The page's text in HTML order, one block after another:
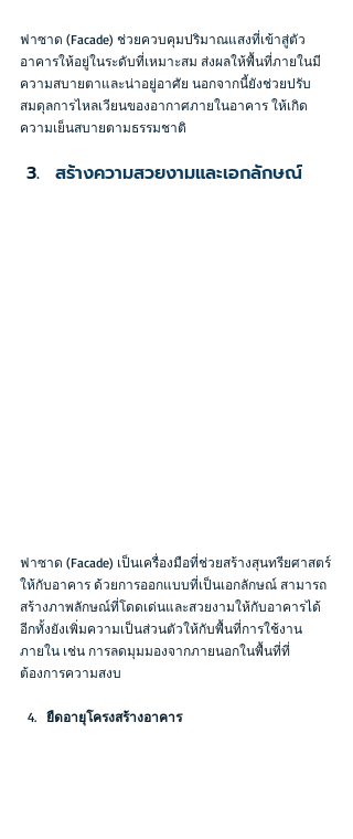
ฟาซาด (Facade) ช่วยควบคุมปริมาณแสงที่เข้าสู่ตัว
อาคารให้อยู่ในระดับที่เหมาะสม ส่งผลให้พื้นที่ภายในมี
ความสบายตาและน่าอยู่อาศัย นอกจากนี้ยังช่วยปรับ
สมดุลการไหลเวียนของอากาศภายในอาคาร ให้เกิด
ความเย็นสบายตามธรรมชาติ
สร้างความสวยงามและเอกลักษณ์
ฟาซาด (Facade) เป็นเครื่องมือที่ช่วยสร้างสุนทรียศาสตร์
ให้กับอาคาร ด้วยการออกแบบที่เป็นเอกลักษณ์ สามารถ
สร้างภาพลักษณ์ที่โดดเด่นและสวยงามให้กับอาคารได้
อีกทั้งยังเพิ่มความเป็นส่วนตัวให้กับพื้นที่การใช้งาน
ภายใน เช่น การลดมุมมองจากภายนอกในพื้นที่ที่
ต้องการความสงบ
ยืดอายุโครงสร้างอาคาร